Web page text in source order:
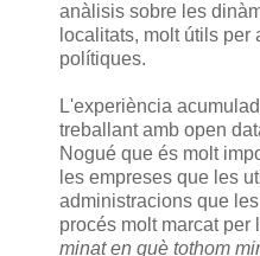
anàlisis sobre les
localitats, molt útils
polítiques.
L'experiència
treballant amb open
Nogué que és molt
les empreses que les
administracions que
procés molt marcat per
minat en què tothom